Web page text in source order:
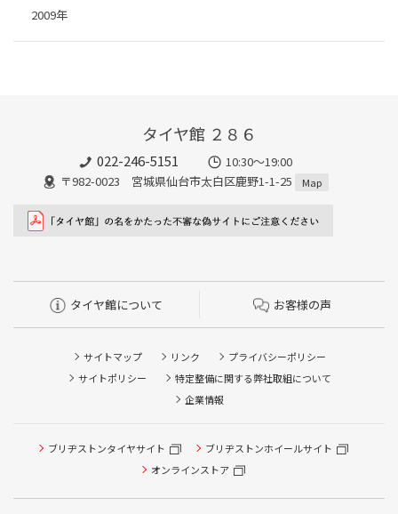
2009年
タイヤ館 ２８６
022-246-5151
10:30～19:00
〒982-0023 宮城県仙台市太白区鹿野1-1-25
Map
タイヤ館について お客様の声
サイトマップ リンク
プライバシーポリシー
サイトポリシー
特定整備に関する弊社取組について
企業情報
ブリヂストンタイヤサイト
ブリヂストンホイールサイト
オンラインストア
タイヤ点検・安全点検/タイヤ履き替え/オイル交換/その他
ピット作業の予約